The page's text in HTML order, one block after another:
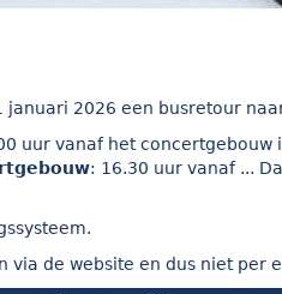
2026 een busretour
uur vanaf het concertgebouw
: 16.30 uur vanaf ...
via de website en dus niet per